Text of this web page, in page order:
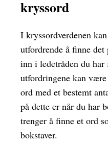
kryssord
I kryssordverdenen
utfordrende å finne det
inn i ledetråden du har
utfordringene kan
ord med et bestemt
på dette er når du har
trenger å finne et ord
bokstaver.